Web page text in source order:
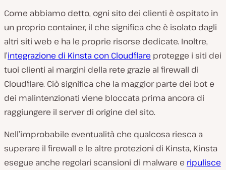
Come abbiamo detto, ogni sito dei clienti è ospitato in
un proprio container, il che significa che è isolato dagli
altri siti web e ha le proprie risorse dedicate. Inoltre,
l’integrazione di Kinsta con Cloudflare protegge i siti dei
tuoi clienti ai margini della rete grazie al firewall di
Cloudflare. Ciò significa che la maggior parte dei bot e
dei malintenzionati viene bloccata prima ancora di
raggiungere il server di origine del sito.
Nell’improbabile eventualità che qualcosa riesca a
superare il firewall e le altre protezioni di Kinsta, Kinsta
esegue anche regolari scansioni di malware e ripulisce